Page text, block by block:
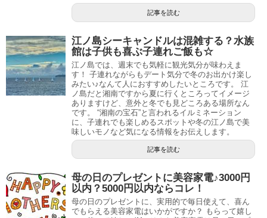
記事を読む
江ノ島シーキャンドルは混雑する？水族
館は子供も喜ぶ子連れご飯も☆
江ノ島では、週末でも気軽に観光気分が味わえま
す！ 子連れながらもデート気分で冬のお出かけ楽し
みたい♪なんて人におすすめしたいところです。 江
ノ島だと湘南ですから夏に行くところってイメージ
ありますけど、意外と冬でも見どころある場所なん
です。 “湘南の宝石”と言われるイルミネーション
に、子連れでも楽しめるスポットや冬の江ノ島で美
味しいモノなど気になる情報をお伝えします。
記事を読む
母の日のプレゼントに美容家電♪3000円
以内？5000円以内ならコレ！
母の日のプレゼントに、実用的で毎日使えて、喜ん
でもらえる美容家電はいかがですか？ もらって嬉し